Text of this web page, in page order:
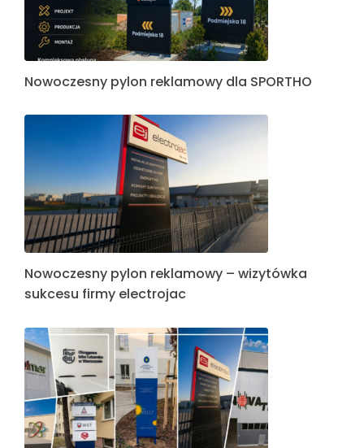
Nowoczesny pylon reklamowy dla SPORTHO
Nowoczesny pylon reklamowy – wizytówka
sukcesu firmy electrojac